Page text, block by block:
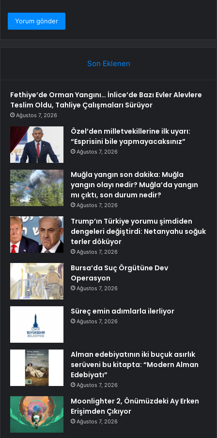
Son Eklenen
Fethiye’de Orman Yangını… İnlice’de Bazı Evler Alevlere
Teslim Oldu, Tahliye Çalışmaları Sürüyor
Ağustos 7, 2026
Özel’den milletvekillerine ilk uyarı:
“Esprisini bile yapmayacaksınız”
Ağustos 7, 2026
Muğla yangın son dakika: Muğla
yangın olayı nedir? Muğla’da yangın
mı çıktı, son durum nedir?
Ağustos 7, 2026
Trump’ın Türkiye yorumu şimdiden
dengeleri değiştirdi: Netanyahu soğuk
terler döküyor
Ağustos 7, 2026
Bursa’da Suç Örgütüne Dev
Operasyon
Ağustos 7, 2026
Süreç emin adımlarla ilerliyor
Ağustos 7, 2026
Alman edebiyatının iki buçuk asırlık
serüveni bu kitapta: “Modern Alman
Edebiyatı”
Ağustos 7, 2026
Moonlighter 2, Önümüzdeki Ay Erken
Erişimden Çıkıyor
Ağustos 7, 2026